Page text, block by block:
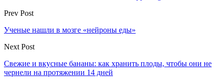
Prev Post
Ученые нашли в мозге «нейроны еды»
Next Post
Свежие и вкусные бананы: как хранить плоды, чтобы они не
чернели на протяжении 14 дней